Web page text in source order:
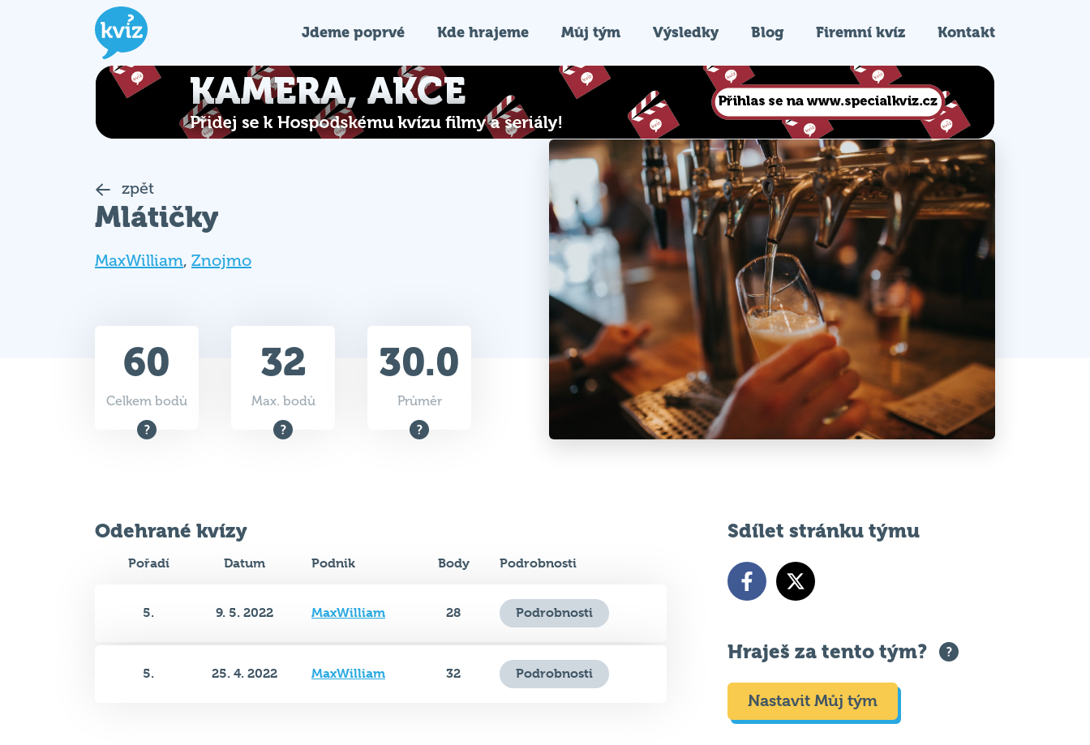
Jdeme poprvé Kde hrajeme Můj tým Výsledky Blog Firemní kvíz Kontakt
zpět
Mlátičky
MaxWilliam, Znojmo
60
Celkem bodů
32
Max. bodů
30.0
Průměr
Odehrané kvízy
Pořadí Datum Podnik Body Podrobnosti
5. 9. 5. 2022 MaxWilliam 28 Podrobnosti
5. 25. 4. 2022 MaxWilliam 32 Podrobnosti
Sdílet stránku týmu
Hraješ za tento tým?
Nastavit Můj tým